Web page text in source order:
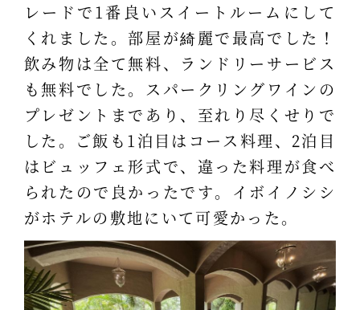
レードで1番良いスイートルームにして
くれました。部屋が綺麗で最高でした！
飲み物は全て無料、ランドリーサービス
も無料でした。スパークリングワインの
プレゼントまであり、至れり尽くせりで
した。ご飯も1泊目はコース料理、2泊目
はビュッフェ形式で、違った料理が食べ
られたので良かったです。イボイノシシ
がホテルの敷地にいて可愛かった。